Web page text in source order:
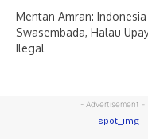
Mentan Amran:
Swasembada, Halau
Ilegal
- Advertisement -